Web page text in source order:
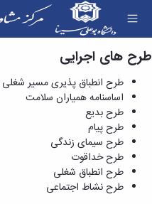
اهداف
وظایف
مدیریت
کارکنان
آشنایی
اجرایی
طرح
انطباق
پذیری
مسیر
بروشورهای
علمی
کارگاه
آموزشی
طرح پیام - مرکز
طرح های اجرایی
طرح انطباق پذیری مسیر
اساسنامه همیاران سلامت
طرح بدیع
طرح پیام
طرح سیمای زندگی
طرح خداقوت
طرح انطباق شغلی
طرح نشاط اجتماعی